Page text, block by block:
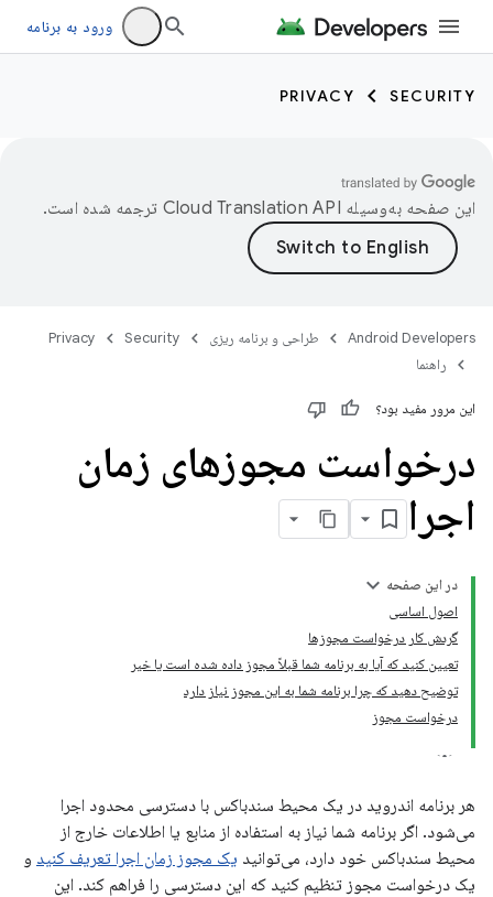
ورود به برنامه
SECURITY
PRIVACY
این صفحه به‌وسیله ترجمه شده است.
Android Developers طراحی و برنامه ریزی Security
Privacy
راهنما
این مرور مفید بود؟
درخواست مجوزهای زمان
اجرا
در این صفحه
اصول اساسی
گردش کار درخواست مجوزها
تعیین کنید که آیا به برنامه شما قبلاً مجوز داده شده است یا خیر
توضیح دهید که چرا برنامه شما به این مجوز نیاز دارد
درخواست مجوز
هر برنامه اندروید در یک محیط سندباکس با دسترسی محدود اجرا
می‌شود. اگر برنامه شما نیاز به استفاده از منابع یا اطلاعات خارج از
محیط سندباکس خود دارد، می‌توانید یک مجوز زمان اجرا تعریف کنید و
یک درخواست مجوز تنظیم کنید که این دسترسی را فراهم کند. این